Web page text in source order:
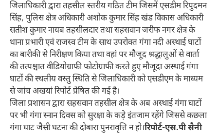
जिलाधिकारी द्वारा तहसील स्तरीय गठित टीम जिसमें एसडीम रिपुदमन
सिंह, पुलिस क्षेत्र अधिकारी अशोक कुमार सिंह खंड विकास अधिकारी
सतीश कुमार नायब तहसीलदार तथा सहसवान जरीफ नगर क्षेत्र के
थाना प्रभारी एवं राजस्व टीम के साथ उपरोक्त गंगा नदी अस्थाई घाटों
का बारीकी से निरीक्षण किया तथा वहां पर मौजूद श्रद्धालुओं से वार्ता
की तत्पश्चात वीडियोग्राफी फोटोग्राफी करते हुए मौजूदा अस्थाई गंगा
घाटों की स्थलीय वस्तु स्थिति से जिलाधिकारी को एसडीएम के माध्यम
से जांच अखयां रिपोर्ट प्रेषित की गई है।
जिला प्रशासन द्वारा सहसवान तहसील क्षेत्र के अब अस्थाई गंगा घाटों
पर भी गंगा स्नान दिवस को सुरक्षा के कड़े इंतजाम रहेंगे जिससे कछला
गंगा घाट जैसी घटना की दोबारा पुनरावृत्ति न हो।रिपोर्ट-एस.पी सैनी